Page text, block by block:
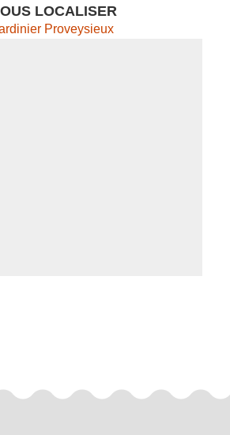
LOCALISER
Proveysieux